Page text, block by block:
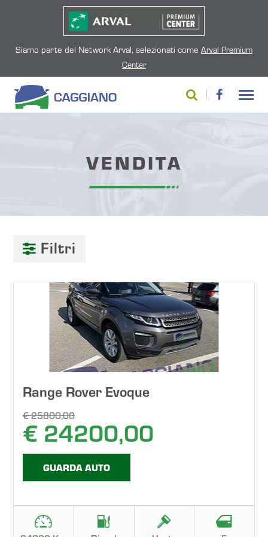
Siamo parte del Network Arval, selezionati come Arval Premium
Center
VENDITA
Filtri
Range Rover Evoque
€ 25800,00
€ 24200,00
GUARDA AUTO